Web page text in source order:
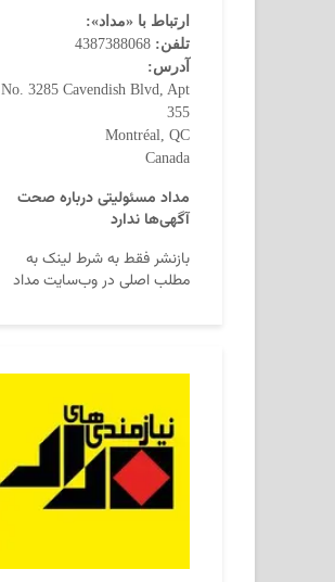
ارتباط با «مداد»:
تلفن:
آدرس:
No. 3285 Cavendish Blvd, Apt
355
Montréal, QC
Canada
مداد مسئولیتی درباره صحت
آگهی‌ها ندارد
بازنشر فقط به شرط لینک به
مطلب اصلی در وب‌سایت مداد